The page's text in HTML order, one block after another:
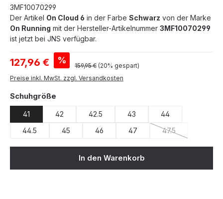
3MF10070299
Der Artikel On Cloud 6 in der Farbe Schwarz von der Marke
On Running mit der Hersteller-Artikelnummer 3MF10070299
ist jetzt bei JNS verfügbar.
Verkaufspreis:
127,96 € % Regulärer Preis:
159,95 € (20% gespart)
Preise inkl. MwSt. zzgl. Versandkosten
Schuhgröße
41 42 42.5 43
44
44.5
45 46 47 47.5
(Diese Option ist
In den Warenkorb